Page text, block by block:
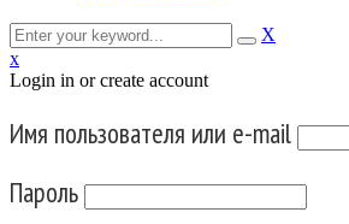
X
x
Login in or create account
Имя пользователя или e-mail
Пароль